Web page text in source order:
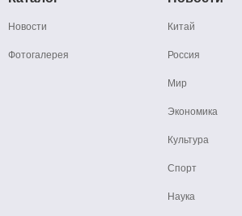
Новости
Фотогалерея
Китай
Россия
Мир
Экономика
Культура
Спорт
Наука